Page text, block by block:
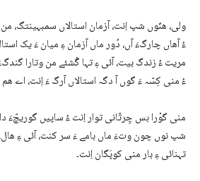
ولی، ھنّوں شپ اِنت، آزمان استالاں سمبہینتگ،
ءُ آھاں چارگءَ آں، دُور ماں آزمان ءِ میان ءَ یک
مریت ءُ زندگ بیت، آئی ءِ تہا گُشئے من وتارا
ءُ منی کِسّہ ءَ گوں آ دگہ استالاں آرگ ءَ اِنت، اے
منی گوْرا بس چِرتّانی توار اِنت ءُ ساپیں
شپ نوں چون وتءَ ماں بامے ءَ سر کنت، آئی ءِ
تہنائی ءِ بار منی کوپَگان اِنت۔